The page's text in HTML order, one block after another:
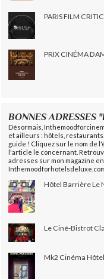
PARIS FILM
PRIX CINÉMA
BONNES ADRESSES
Désormais,
et ailleurs : hôtels,
guide ! Cliquez sur le nom de
l'article le concernant.
adresses sur mon magazine
Hôtel Barrière Le
Le Ciné-Bistrot
Mk2 Cinéma